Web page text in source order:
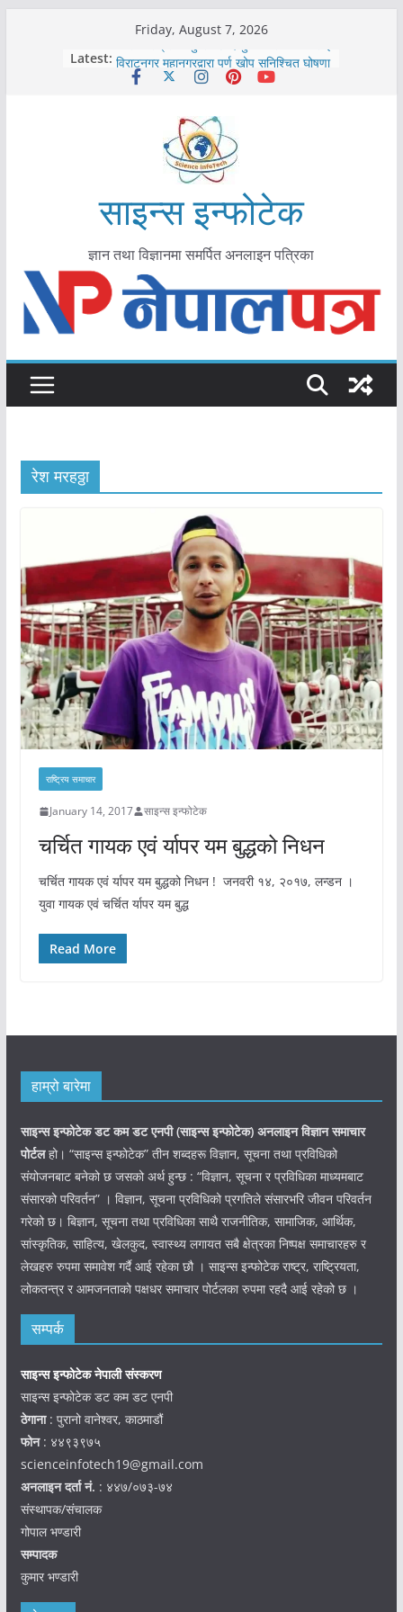
Friday, August 7, 2026
Latest:
कोरोना संक्रमण पुष्टिपछि दार्चुलाका सीमामा कडाइ
विराटनगर महानगरद्वारा पूर्ण खोप सुनिश्चित घोषणा
तयारी
आयुर्वेद चिकित्सा प्रणालीको भूमिका महत्वपूर्ण छ :
मुख्यमन्त्री शाह
काभ्रेपलाञ्चोकमा आयुर्वेद स्वास्थ्योपचारतर्फ
साइन्स इन्फोटेक
ज्ञान तथा विज्ञानमा समर्पित अनलाइन पत्रिका
रेश मरहठ्ठा
राष्ट्रिय समाचार
January 14, 2017 साइन्स इन्फोटेक
चर्चित गायक एवं र्यापर यम बुद्धको निधन
चर्चित गायक एवं र्यापर यम बुद्धको निधन ! जनवरी १४, २०१७, लन्डन ।
युवा गायक एवं चर्चित र्यापर यम बुद्ध
Read More
हाम्रो बारेमा
साइन्स इन्फोटेक डट कम डट एनपी (साइन्सइन्फोटेक) अनलाइन विज्ञान समाचार
पोर्टलहो। “साइन्स इन्फोटेक” तीन शब्दहरू विज्ञान, सूचना तथा प्रविधिको
संयोजनबाट बनेको छ जसको अर्थ हुन्छ : “विज्ञान, सूचना र प्रविधिका माध्यमबाट
संसारको परिवर्तन” । विज्ञान, सूचना प्रविधिको प्रगतिले संसारभरि जीवन परिवर्तन
गरेको छ। बिज्ञान, सूचना तथा प्रविधिका साथै राजनीतिक, सामाजिक, आर्थिक,
सांस्कृतिक, साहित्य, खेलकुद, स्वास्थ्य लगायत सबै क्षेत्रका निष्पक्ष समाचारहरु र
लेखहरु रुपमा समावेश गर्दै आई रहेका छौ । साइन्स इन्फोटेक राष्ट्र, राष्ट्रियता,
लोकतन्त्र र आमजनताको पक्षधर समाचार पोर्टलका रुपमा रहदै आई रहेको छ ।
सम्पर्क
साइन्स इन्फोटेक नेपाली संस्करण
साइन्स इन्फोटेक डट कम डट एनपी
ठेगाना: पुरानो वानेश्वर, काठमाडौं
फोन: ४४९३९७५
scienceinfotech19@gmail.com
अनलाइन दर्ता नं. : ४४७/०७३-७४
संस्थापक/संचालक
गोपाल भण्डारी
सम्पादक
कुमार भण्डारी